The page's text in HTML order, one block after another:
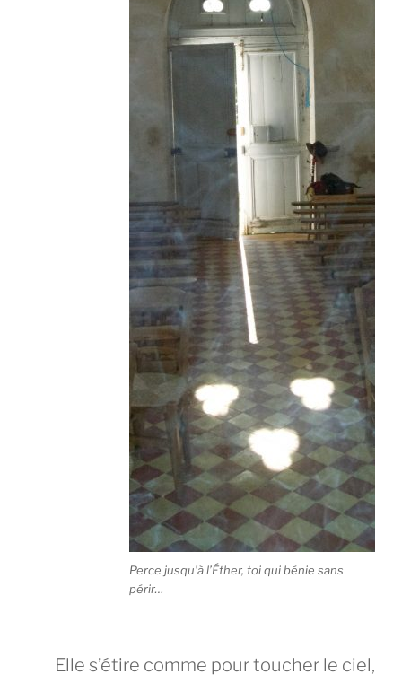
Perce jusqu’à l’Éther, toi qui bénie sans
périr…
Elle s’étire comme pour toucher le ciel,